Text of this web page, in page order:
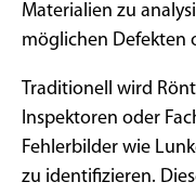
Materialien zu
möglichen Defekten
Traditionell wird
Inspektoren oder
Fehlerbilder wie
zu identifizieren.